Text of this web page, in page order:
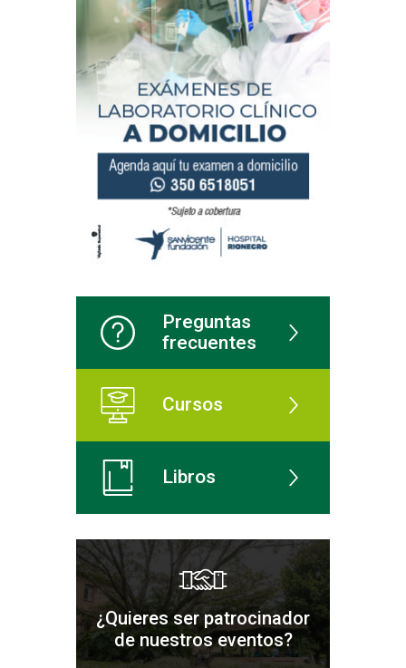
Preguntas
frecuentes
Cursos
Libros
¿Quieres ser patrocinador
de nuestros eventos?